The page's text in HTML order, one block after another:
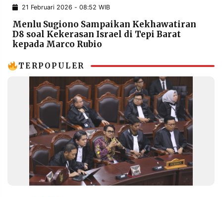
PENGADUAN TERM
OF
SERVICE
IKUTI
RESOLUSI
MEDIA
21 Februari 2026 - 08:52 WIB
Menlu Sugiono Sampaikan Kekhawatiran
D8 soal Kekerasan Israel di Tepi Barat
kepada Marco Rubio
TERPOPULER